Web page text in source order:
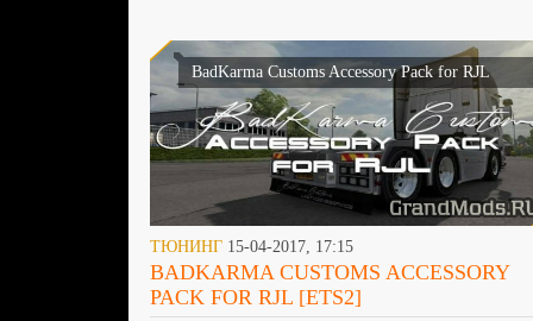
BadKarma Customs Accessory Pack for RJL
[ETS2]
ТЮНИНГ15-04-2017, 17:15
BADKARMA CUSTOMS ACCESSORY
PACK FOR RJL [ETS2]